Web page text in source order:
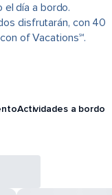
día a bordo.
disfrutarán, con 40
of Vacations℠.
Actividades a bordo